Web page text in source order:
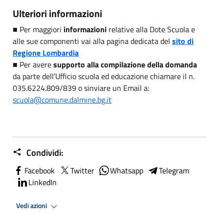
Ulteriori informazioni
■ Per maggiori informazioni relative alla Dote Scuola e
alle sue componenti vai alla pagina dedicata del sito di
Regione Lombardia
■ Per averesupporto alla compilazione della domanda
da parte dell’Ufficio scuola ed educazione chiamare il n.
035.6224.809/839 o sinviare un Email a:
scuola@comune.dalmine.bg.it
Condividi:
Facebook Twitter Whatsapp
Telegram
LinkedIn
Vedi azioni